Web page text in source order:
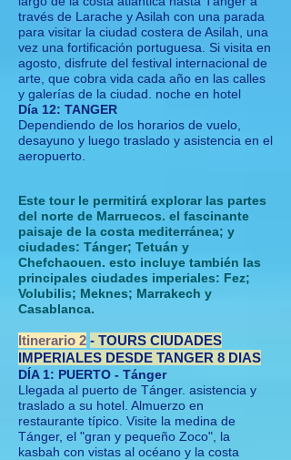
través de Larache y Asilah con una parada
para visitar la ciudad costera de Asilah, una
vez una fortificación portuguesa. Si visita en
agosto, disfrute del festival internacional de
arte, que cobra vida cada año en las calles
y galerías de la ciudad. noche en hotel
Día 12: TANGER
Dependiendo de los horarios de vuelo,
desayuno y luego traslado y asistencia en el
aeropuerto.
Este tour le permitirá explorar las partes
del norte de Marruecos. el fascinante
paisaje de la costa mediterránea; y
ciudades: Tánger; Tetuán y
Chefchaouen. esto incluye también las
principales ciudades imperiales: Fez;
Volubilis; Meknes; Marrakech y
Casablanca.
Itinerario 2 - TOURS CIUDADES
IMPERIALES DESDE TANGER 8 DIAS
DÍA 1: PUERTO - Tánger
Llegada al puerto de Tánger. asistencia y
traslado a su hotel. Almuerzo en
restaurante típico. Visite la medina de
Tánger, el "gran y pequeño Zoco", la
kasbah con vistas al océano y la costa